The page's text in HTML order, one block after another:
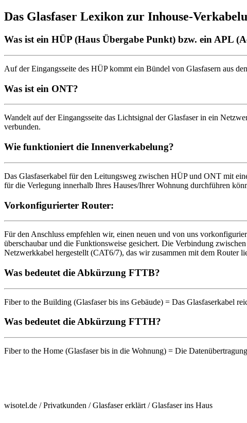
Das Glasfaser Lexikon zur Inhouse-
Was ist ein HÜP (Haus Übergabe Punkt) bzw. ein APL
Auf der Eingangsseite des HÜP kommt ein Bündel von Glasfasern aus
Was ist ein ONT?
Wandelt auf der Eingangsseite das Lichtsignal der Glasfaser in ein
verbunden.
Wie funktioniert die Innenverkabelung?
Das Glasfaserkabel für den Leitungsweg zwischen HÜP und ONT mit
für die Verlegung innerhalb Ihres Hauses/Ihrer Wohnung durchführen
Vorkonfigurierter Router:
Für den Anschluss empfehlen wir, einen neuen und von uns
überschaubar und die Funktionsweise gesichert. Die Verbindung
Netzwerkkabel hergestellt (CAT6/7), das wir zusammen mit dem Router
Was bedeutet die Abkürzung FTTB?
Fiber to the Building (Glasfaser bis ins Gebäude) = Das Glasfaserkabel
Was bedeutet die Abkürzung FTTH?
Fiber to the Home (Glasfaser bis in die Wohnung) = Die
wisotel.de / Privatkunden / Glasfaser erklärt / Glasfaser ins Haus